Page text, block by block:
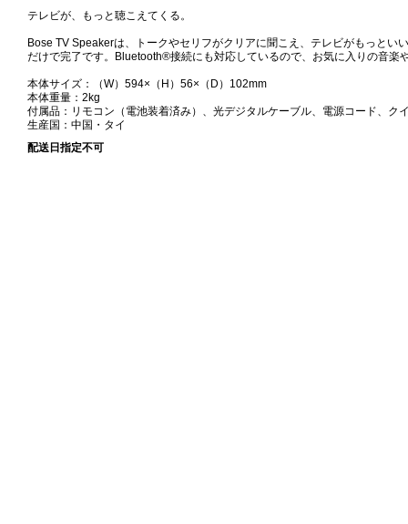
テレビが、もっと聴こえてくる。
Bose TV Speakerは、トークやセリフがクリアに聞こえ、テレビがもっと
だけで完了です。Bluetooth®接続にも対応しているので、お気に入りの音楽
本体サイズ：（W）594×（H）56×（D）102mm
本体重量：2kg
付属品：リモコン（電池装着済み）、光デジタルケーブル、電源コード、ク
生産国：中国・タイ
配送日指定不可